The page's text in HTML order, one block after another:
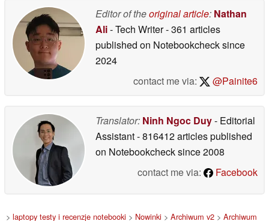
Editor of theoriginal article: Nathan
Ali- Tech Writer- 361 articles
published on Notebookchecksince
2024
contact me via:
@Painite6
Translator: Ninh Ngoc Duy- Editorial
Assistant- 816412 articles published
on Notebookchecksince 2008
contact me via:
Facebook
> laptopy testy i recenzje notebooki > Nowinki > Archiwum v2 > Archiwum